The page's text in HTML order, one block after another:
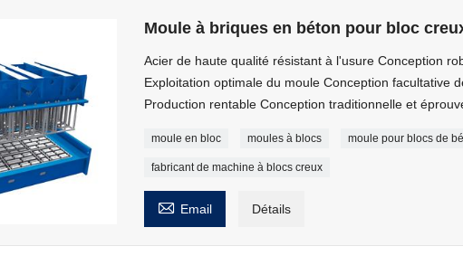
Moule à briques en béton pour bloc
Acier de haute qualité résistant à l'usure Conception
Exploitation optimale du moule Conception facultative
Production rentable Conception traditionnelle et
moule en bloc moules à blocs moule pour blocs de
fabricant de machine à blocs creux
 Email Détails